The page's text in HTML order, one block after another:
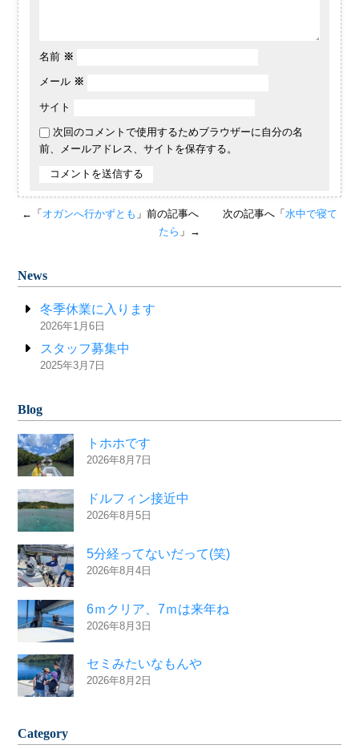
名前 ※
メール ※
サイト
次回のコメントで使用するためブラウザーに自分の名
前、メールアドレス、サイトを保存する。
←「オガンへ行かずとも 」前の記事へ 次の記事へ「水中で寝て
たら 」→
News
冬季休業に入ります
2026年1月6日
スタッフ募集中
2025年3月7日
Blog
トホホです
2026年8月7日
ドルフィン接近中
2026年8月5日
5分経ってないだって(笑)
2026年8月4日
6ｍクリア、7ｍは来年ね
2026年8月3日
セミみたいなもんや
2026年8月2日
Category